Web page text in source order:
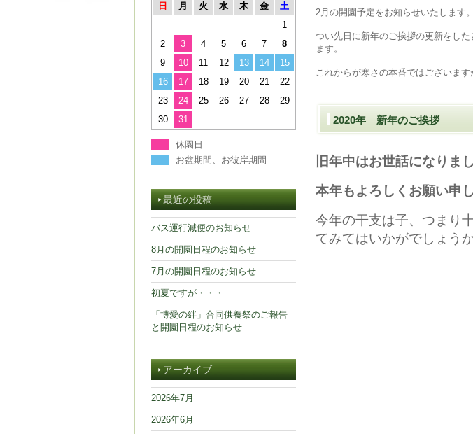
2月の開園予定をお知らせいたします。
つい先日に新年のご挨拶の更新をし
ます。
これからが寒さの本番ではございま
2020年 新年のご挨拶
旧年中はお世話になりまし
本年もよろしくお願い申
今年の干支は子、つまり
てみてはいかがでしょうか
日
月 火 水 木 金
土
1
2
3 4 5 6 7
8
9
10 11 12 13 14
15
16
17 18 19 20 21
22
23
24 25 26 27 28
29
30
31
休園日
お盆期間、お彼岸期間
最近の投稿
バス運行減便のお知らせ
8月の開園日程のお知らせ
7月の開園日程のお知らせ
初夏ですが・・・
「博愛の絆」合同供養祭のご報告
と開園日程のお知らせ
アーカイブ
2026年7月
2026年6月